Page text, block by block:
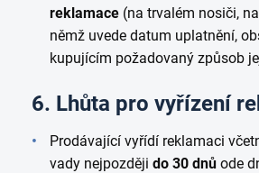
reklamace (na trvalém nosiči,
němž uvede datum uplatnění,
kupujícím požadovaný způsob
6. Lhůta pro vyřízení
Prodávající vyřídí reklamaci
vady nejpozději do 30 dnů ode